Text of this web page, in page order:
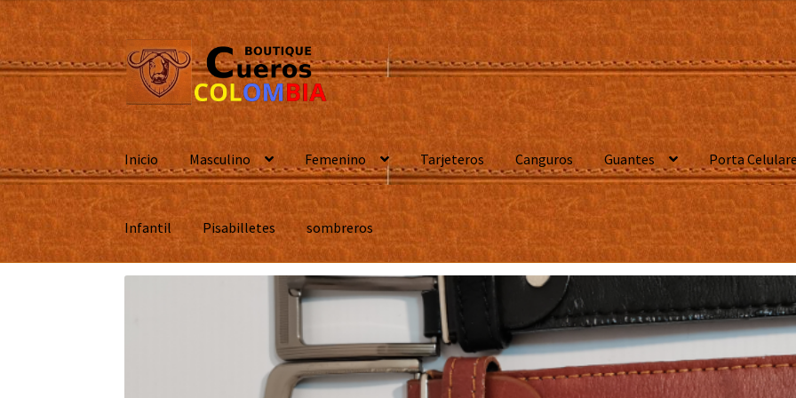
Ir
a
la
navegación
Ir
al
contenido
Inicio Masculino Femenino Tarjeteros Canguros Guantes Porta
Infantil Pisabilletes sombreros